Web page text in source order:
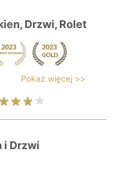
Drzwi, Rolet
Pokaż więcej >>
i Drzwi